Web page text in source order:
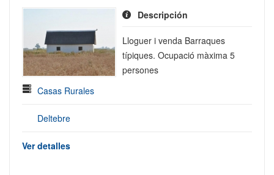
Descripción
Lloguer i venda Barraques
típiques. Ocupació màxima 5
persones
Casas Rurales
Deltebre
Ver detalles